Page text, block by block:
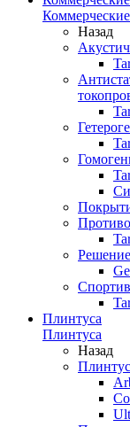
Назад
Плинтуса
Плинтуса
Назад